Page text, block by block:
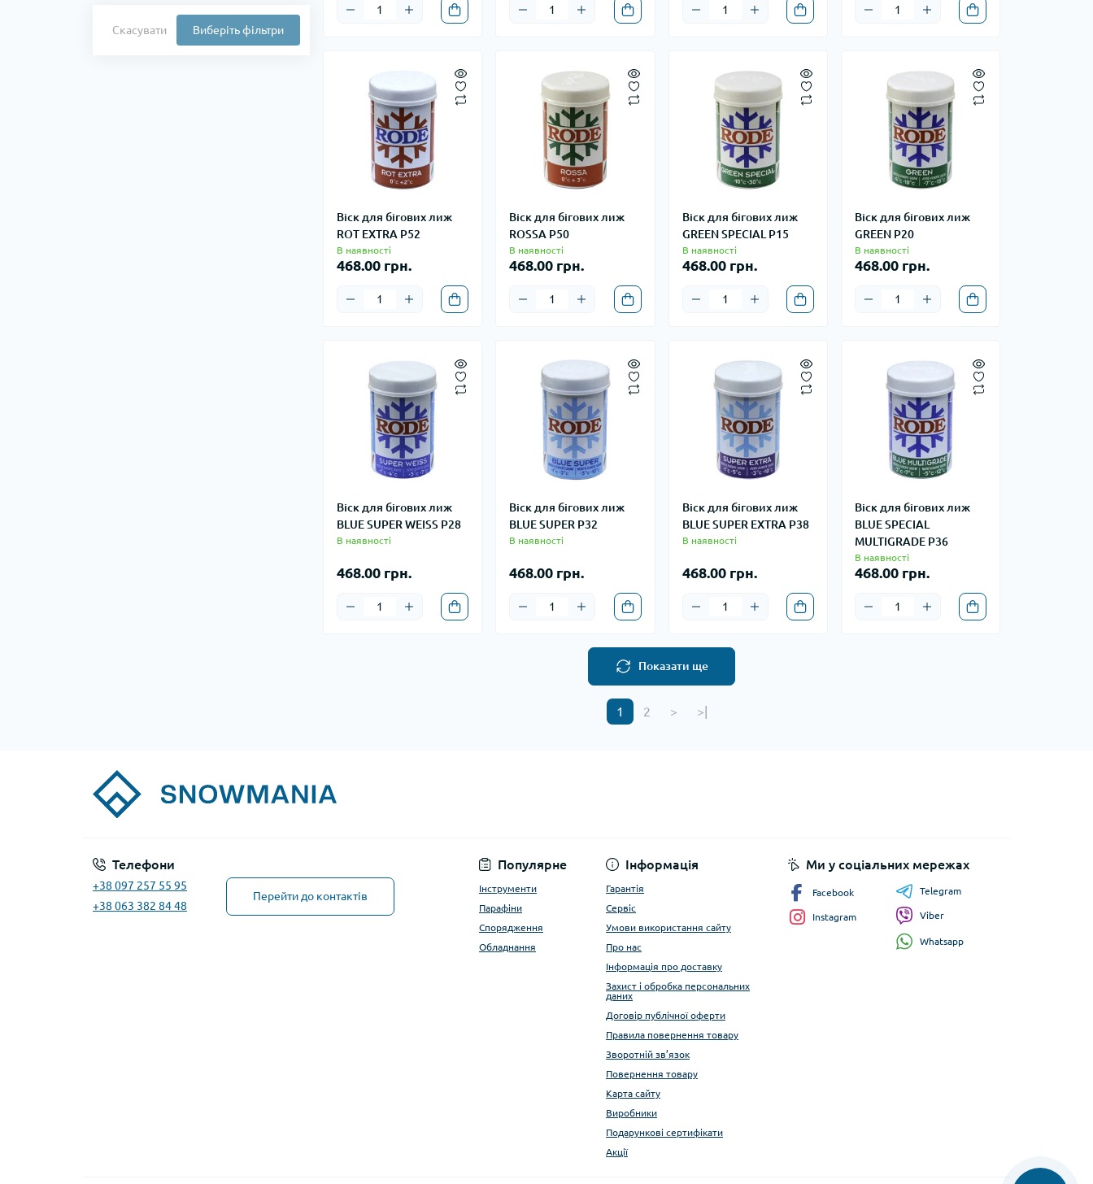
Скасувати Виберіть фільтри
Віск для бігових лиж
ROT EXTRA P52
В наявності
468.00 грн.
Віск для бігових лиж
ROSSA P50
В наявності
468.00 грн.
Віск для бігових лиж
GREEN SPECIAL P15
В наявності
468.00 грн.
Віск для бігових лиж
GREEN P20
В наявності
468.00 грн.
Віск для бігових лиж
BLUE SUPER WEISS P28
В наявності
468.00 грн.
Віск для бігових лиж
BLUE SUPER P32
В наявності
468.00 грн.
Віск для бігових лиж
BLUE SUPER EXTRA P38
В наявності
468.00 грн.
Віск для бігових лиж
BLUE SPECIAL
MULTIGRADE P36
В наявності
468.00 грн.
Показати ще
1 2 > >|
Телефони
+38 097 257 55 95
+38 063 382 84 48
Перейти до контактів
Популярне
Інструменти
Парафіни
Спорядження
Обладнання
Інформація
Гарантія
Сервіс
Умови використання сайту
Про нас
Інформація про доставку
Захист і обробка персональних
даних
Договір публічної оферти
Правила повернення товару
Зворотній зв’язок
Повернення товару
Карта сайту
Виробники
Подарункові сертифікати
Акції
Ми у соціальних мережах
Facebook
Instagram
Telegram
Viber
Whatsapp